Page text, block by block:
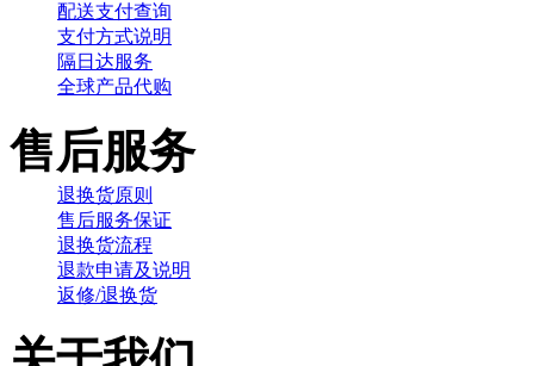
配送支付查询
支付方式说明
隔日达服务
全球产品代购
售后服务
退换货原则
售后服务保证
退换货流程
退款申请及说明
返修/退换货